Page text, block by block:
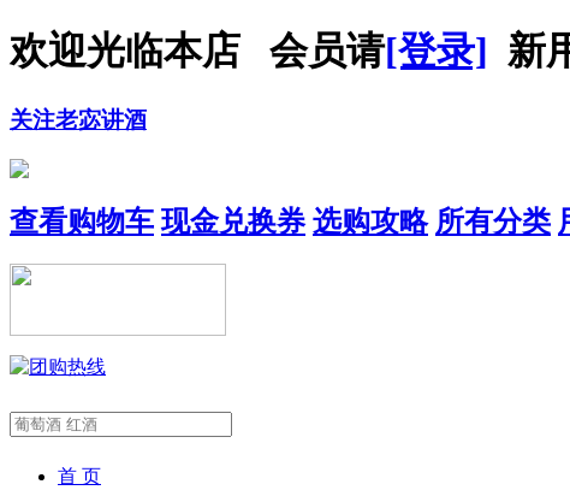
欢迎光临本店 会员请[登录] 新
关注老宓讲酒
查看购物车 现金兑换券 选购攻略 所有分类
首 页